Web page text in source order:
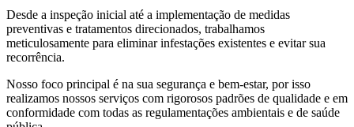
Desde a inspeção inicial até a implementação de medidas
preventivas e tratamentos direcionados, trabalhamos
meticulosamente para eliminar infestações existentes e evitar sua
recorrência.
Nosso foco principal é na sua segurança e bem-estar, por isso
realizamos nossos serviços com rigorosos padrões de qualidade e em
conformidade com todas as regulamentações ambientais e de saúde